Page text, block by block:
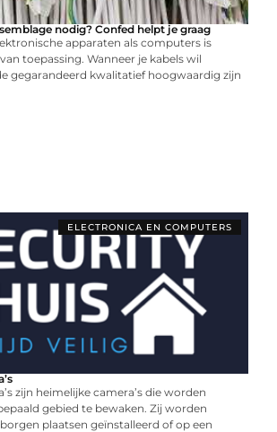
nodig? Confed helpt je graag
apparaten als computers is
toepassing. Wanneer je kabels wil
gegarandeerd kwalitatief hoogwaardig zijn
ELECTRONICA EN COMPUTERS
zijn heimelijke camera’s die worden
gebied te bewaken. Zij worden
plaatsen geïnstalleerd of op een